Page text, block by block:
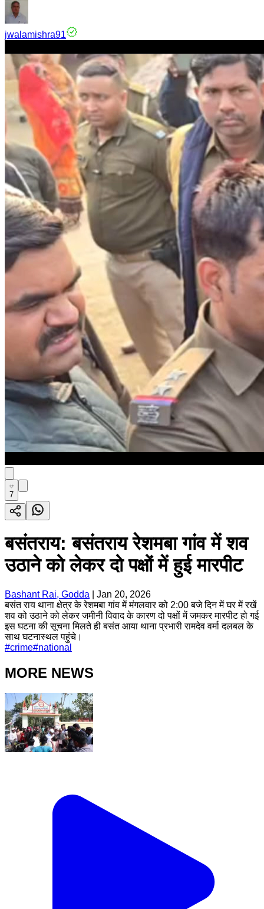
jwalamishra91
7
बसंतराय: बसंतराय रेशमबा गांव में शव
उठाने को लेकर दो पक्षों में हुई मारपीट
Bashant Rai, Godda
Jan 20, 2026
बसंत राय थाना क्षेत्र के रेशमबा गांव में मंगलवार को 2:00 बजे दिन में घर में रखें
शव को उठाने को लेकर जमीनी विवाद के कारण दो पक्षों में जमकर मारपीट हो गई
इस घटना की सूचना मिलते ही बसंत आया थाना प्रभारी रामदेव वर्मा दलबल के
साथ घटनास्थल पहुंचे।
#crime#national
MORE NEWS